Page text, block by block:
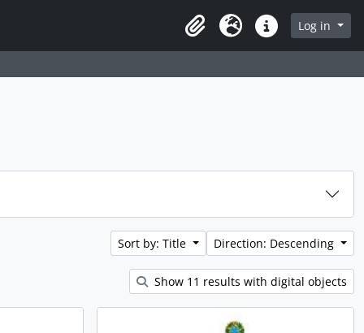
in browse page
ClipboardLanguageQuick linksLog in
Sort by: Title Direction: Descending
Show 11 results with digital objects